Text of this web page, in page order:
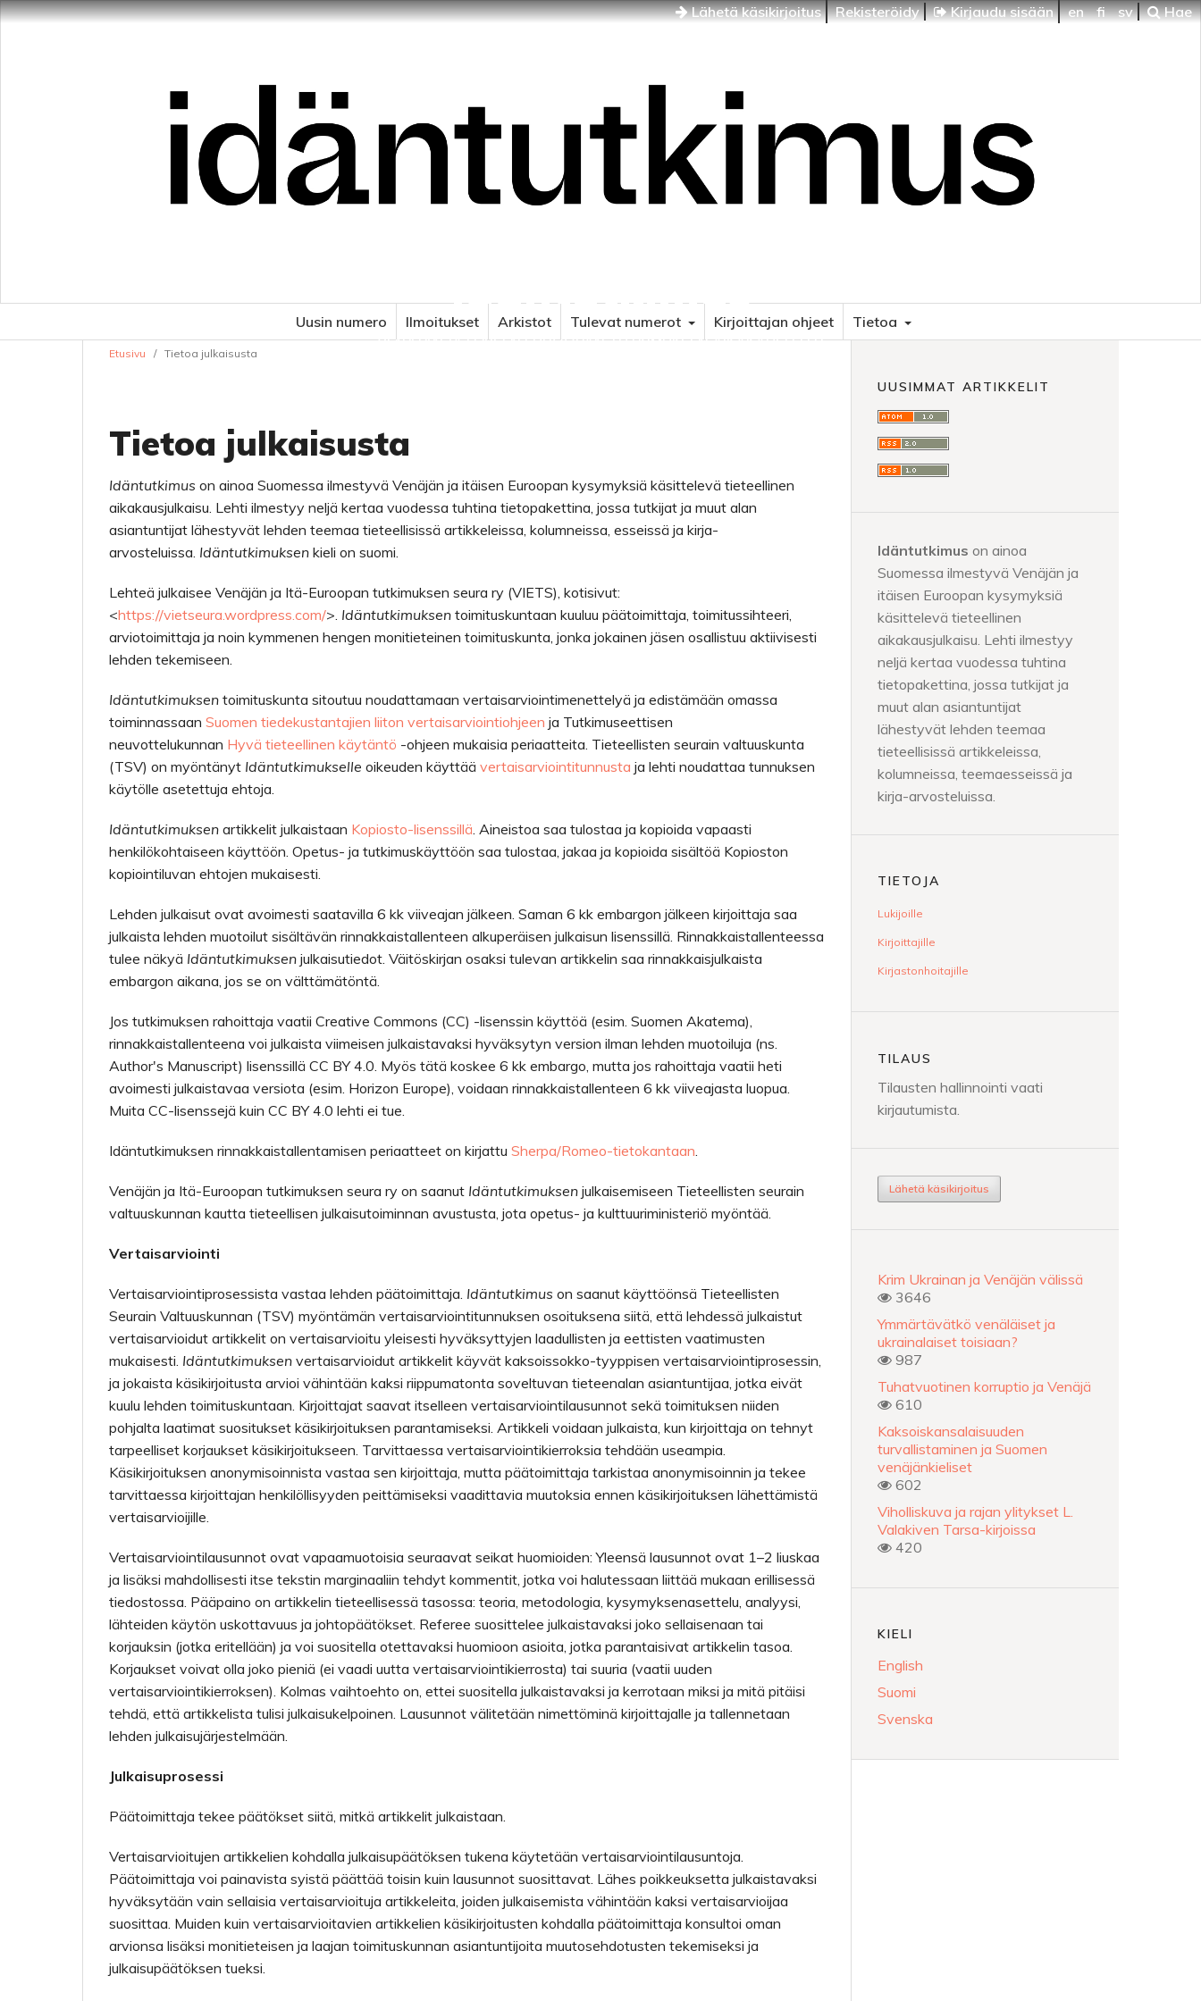
Lähetä käsikirjoitus Rekisteröidy Kirjaudu sisään en fi sv Hae
Idäntutkimus
VENÄJÄN JA ITÄISEN EUROOPAN TUTKIMUKSEN AIKAKAUSLEHTI
Uusin numero Ilmoitukset Arkistot Tulevat numerot Kirjoittajan ohjeet Tietoa
Etusivu / Tietoa julkaisusta
Tietoa julkaisusta
Idäntutkimus on ainoa Suomessa ilmestyvä Venäjän ja itäisen Euroopan kysymyksiä käsittelevä tieteellinen
aikakausjulkaisu. Lehti ilmestyy neljä kertaa vuodessa tuhtina tietopakettina, jossa tutkijat ja muut alan
asiantuntijat lähestyvät lehden teemaa tieteellisissä artikkeleissa, kolumneissa, esseissä ja kirja-
arvosteluissa. Idäntutkimuksen kieli on suomi.
Lehteä julkaisee Venäjän ja Itä-Euroopan tutkimuksen seura ry (VIETS), kotisivut:
<https://vietseura.wordpress.com/>. Idäntutkimuksen toimituskuntaan kuuluu päätoimittaja, toimitussihteeri,
arviotoimittaja ja noin kymmenen hengen monitieteinen toimituskunta, jonka jokainen jäsen osallistuu aktiivisesti
lehden tekemiseen.
Idäntutkimuksen toimituskunta sitoutuu noudattamaan vertaisarviointimenettelyä ja edistämään omassa
toiminnassaan Suomen tiedekustantajien liiton vertaisarviointiohjeen ja Tutkimuseettisen
neuvottelukunnan Hyvä tieteellinen käytäntö -ohjeen mukaisia periaatteita. Tieteellisten seurain valtuuskunta
(TSV) on myöntänyt Idäntutkimukselle oikeuden käyttää vertaisarviointitunnusta ja lehti noudattaa tunnuksen
käytölle asetettuja ehtoja.
Idäntutkimuksen artikkelit julkaistaan Kopiosto-lisenssillä. Aineistoa saa tulostaa ja kopioida vapaasti
henkilökohtaiseen käyttöön. Opetus- ja tutkimuskäyttöön saa tulostaa, jakaa ja kopioida sisältöä Kopioston
kopiointiluvan ehtojen mukaisesti.
Lehden julkaisut ovat avoimesti saatavilla 6 kk viiveajan jälkeen. Saman 6 kk embargon jälkeen kirjoittaja saa
julkaista lehden muotoilut sisältävän rinnakkaistallenteen alkuperäisen julkaisun lisenssillä. Rinnakkaistallenteessa
tulee näkyä Idäntutkimuksen julkaisutiedot. Väitöskirjan osaksi tulevan artikkelin saa rinnakkaisjulkaista
embargon aikana, jos se on välttämätöntä.
Jos tutkimuksen rahoittaja vaatii Creative Commons (CC) -lisenssin käyttöä (esim. Suomen Akatema),
rinnakkaistallenteena voi julkaista viimeisen julkaistavaksi hyväksytyn version ilman lehden muotoiluja (ns.
Author's Manuscript) lisenssillä CC BY 4.0. Myös tätä koskee 6 kk embargo, mutta jos rahoittaja vaatii heti
avoimesti julkaistavaa versiota (esim. Horizon Europe), voidaan rinnakkaistallenteen 6 kk viiveajasta luopua.
Muita CC-lisenssejä kuin CC BY 4.0 lehti ei tue.
Idäntutkimuksen rinnakkaistallentamisen periaatteet on kirjattu Sherpa/Romeo-tietokantaan.
Venäjän ja Itä-Euroopan tutkimuksen seura ry on saanut Idäntutkimuksen julkaisemiseen Tieteellisten seurain
valtuuskunnan kautta tieteellisen julkaisutoiminnan avustusta, jota opetus- ja kulttuuriministeriö myöntää.
Vertaisarviointi
Vertaisarviointiprosessista vastaa lehden päätoimittaja. Idäntutkimus on saanut käyttöönsä Tieteellisten
Seurain Valtuuskunnan (TSV) myöntämän vertaisarviointitunnuksen osoituksena siitä, että lehdessä julkaistut
vertaisarvioidut artikkelit on vertaisarvioitu yleisesti hyväksyttyjen laadullisten ja eettisten vaatimusten
mukaisesti. Idäntutkimuksen vertaisarvioidut artikkelit käyvät kaksoissokko-tyyppisen vertaisarviointiprosessin,
ja jokaista käsikirjoitusta arvioi vähintään kaksi riippumatonta soveltuvan tieteenalan asiantuntijaa, jotka eivät
kuulu lehden toimituskuntaan. Kirjoittajat saavat itselleen vertaisarviointilausunnot sekä toimituksen niiden
pohjalta laatimat suositukset käsikirjoituksen parantamiseksi. Artikkeli voidaan julkaista, kun kirjoittaja on tehnyt
tarpeelliset korjaukset käsikirjoitukseen. Tarvittaessa vertaisarviointikierroksia tehdään useampia.
Käsikirjoituksen anonymisoinnista vastaa sen kirjoittaja, mutta päätoimittaja tarkistaa anonymisoinnin ja tekee
tarvittaessa kirjoittajan henkilöllisyyden peittämiseksi vaadittavia muutoksia ennen käsikirjoituksen lähettämistä
vertaisarvioijille.
Vertaisarviointilausunnot ovat vapaamuotoisia seuraavat seikat huomioiden: Yleensä lausunnot ovat 1–2 liuskaa
ja lisäksi mahdollisesti itse tekstin marginaaliin tehdyt kommentit, jotka voi halutessaan liittää mukaan erillisessä
tiedostossa. Pääpaino on artikkelin tieteellisessä tasossa: teoria, metodologia, kysymyksenasettelu, analyysi,
lähteiden käytön uskottavuus ja johtopäätökset. Referee suosittelee julkaistavaksi joko sellaisenaan tai
korjauksin (jotka eritellään) ja voi suositella otettavaksi huomioon asioita, jotka parantaisivat artikkelin tasoa.
Korjaukset voivat olla joko pieniä (ei vaadi uutta vertaisarviointikierrosta) tai suuria (vaatii uuden
vertaisarviointikierroksen). Kolmas vaihtoehto on, ettei suositella julkaistavaksi ja kerrotaan miksi ja mitä pitäisi
tehdä, että artikkelista tulisi julkaisukelpoinen. Lausunnot välitetään nimettöminä kirjoittajalle ja tallennetaan
lehden julkaisujärjestelmään.
Julkaisuprosessi
Päätoimittaja tekee päätökset siitä, mitkä artikkelit julkaistaan.
Vertaisarvioitujen artikkelien kohdalla julkaisupäätöksen tukena käytetään vertaisarviointilausuntoja.
Päätoimittaja voi painavista syistä päättää toisin kuin lausunnot suosittavat. Lähes poikkeuksetta julkaistavaksi
hyväksytään vain sellaisia vertaisarvioituja artikkeleita, joiden julkaisemista vähintään kaksi vertaisarvioijaa
suosittaa. Muiden kuin vertaisarvioitavien artikkelien käsikirjoitusten kohdalla päätoimittaja konsultoi oman
arvionsa lisäksi monitieteisen ja laajan toimituskunnan asiantuntijoita muutosehdotusten tekemiseksi ja
julkaisupäätöksen tueksi.
UUSIMMAT ARTIKKELIT
Idäntutkimus on ainoa
Suomessa ilmestyvä Venäjän ja
itäisen Euroopan kysymyksiä
käsittelevä tieteellinen
aikakausjulkaisu. Lehti ilmestyy
neljä kertaa vuodessa tuhtina
tietopakettina, jossa tutkijat ja
muut alan asiantuntijat
lähestyvät lehden teemaa
tieteellisissä artikkeleissa,
kolumneissa, teemaesseissä ja
kirja-arvosteluissa.
TIETOJA
Lukijoille
Kirjoittajille
Kirjastonhoitajille
TILAUS
Tilausten hallinnointi vaati
kirjautumista.
Lähetä käsikirjoitus
Krim Ukrainan ja Venäjän välissä
3646
Ymmärtävätkö venäläiset ja
ukrainalaiset toisiaan?
987
Tuhatvuotinen korruptio ja Venäjä
610
Kaksoiskansalaisuuden
turvallistaminen ja Suomen
venäjänkieliset
602
Viholliskuva ja rajan ylitykset L.
Valakiven Tarsa-kirjoissa
420
KIELI
English
Suomi
Svenska